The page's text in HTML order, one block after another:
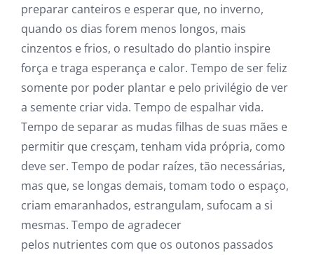
preparar canteiros e esperar que, no inverno,
quando os dias forem menos longos, mais
cinzentos e frios, o resultado do plantio inspire
força e traga esperança e calor. Tempo de ser feliz
somente por poder plantar e pelo privilégio de ver
a semente criar vida. Tempo de espalhar vida.
Tempo de separar as mudas filhas de suas mães e
permitir que cresçam, tenham vida própria, como
deve ser. Tempo de podar raízes, tão necessárias,
mas que, se longas demais, tomam todo o espaço,
criam emaranhados, estrangulam, sufocam a si
mesmas. Tempo de agradecer
pelos nutrientes com que os outonos passados